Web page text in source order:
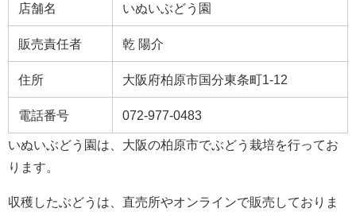
店舗名 いぬいぶどう園
販売責任者 乾 陽介
住所 大阪府柏原市国分東条町1-12
電話番号 072-977-0483
いぬいぶどう園は、大阪の柏原市でぶどう栽培を行ってお
ります。
収穫したぶどうは、直売所やオンラインで販売しておりま